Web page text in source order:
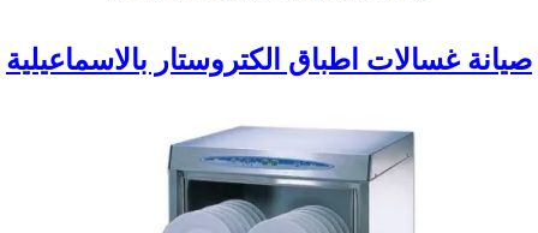
صيانة غسالات اطباق الكتروستار بالاسماعيلية